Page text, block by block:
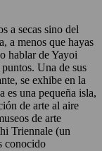
a secas sino del
a menos que hayas
hablar de Yayoi
Una de sus
se exhibe en la
es una pequeña isla,
de arte al aire
de arte
Triennale (un
conocido